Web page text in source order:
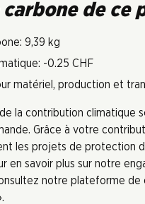
de ce
9,39 kg
-0.25 CHF
matériel, production et
la contribution climatique
Grâce à votre
les projets de protection
en savoir plus sur notre
notre plateforme de